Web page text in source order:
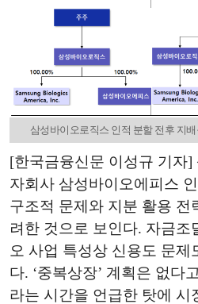
삼성바이오로직스 인적 분할 전후 지
[한국금융신문 이성규 기자]
자회사 삼성바이오에피스
구조적 문제와 지분 활용 전
려한 것으로 보인다. 자금조
오 사업 특성상 신용도 문제
다. ‘중복상장’ 계획은 없다
라는 시간을 언급한 탓에 시